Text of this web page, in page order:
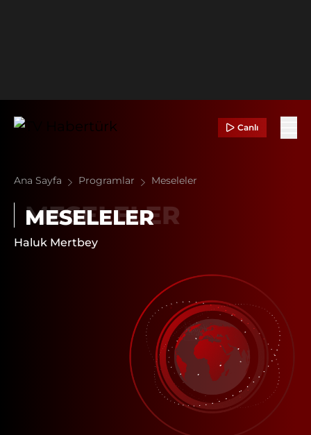
Canlı
Ana Sayfa Programlar Meseleler
MESELELER
Haluk Mertbey